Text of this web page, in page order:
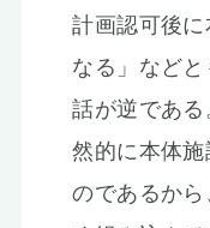
計画認可後に
なる」など
話が逆であ
然的に本体施
のであるか